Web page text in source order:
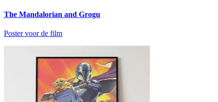
The Mandalorian and Grogu
Poster voor de film